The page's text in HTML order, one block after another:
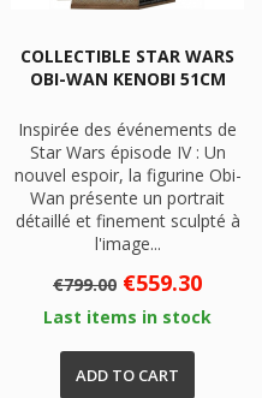
COLLECTIBLE STAR WARS
OBI-WAN KENOBI 51CM
Inspirée des événements de
Star Wars épisode IV : Un
nouvel espoir, la figurine Obi-
Wan présente un portrait
détaillé et finement sculpté à
l'image...
Regular
€799.00 Price
€559.30
Last items in stock
ADD TO CART